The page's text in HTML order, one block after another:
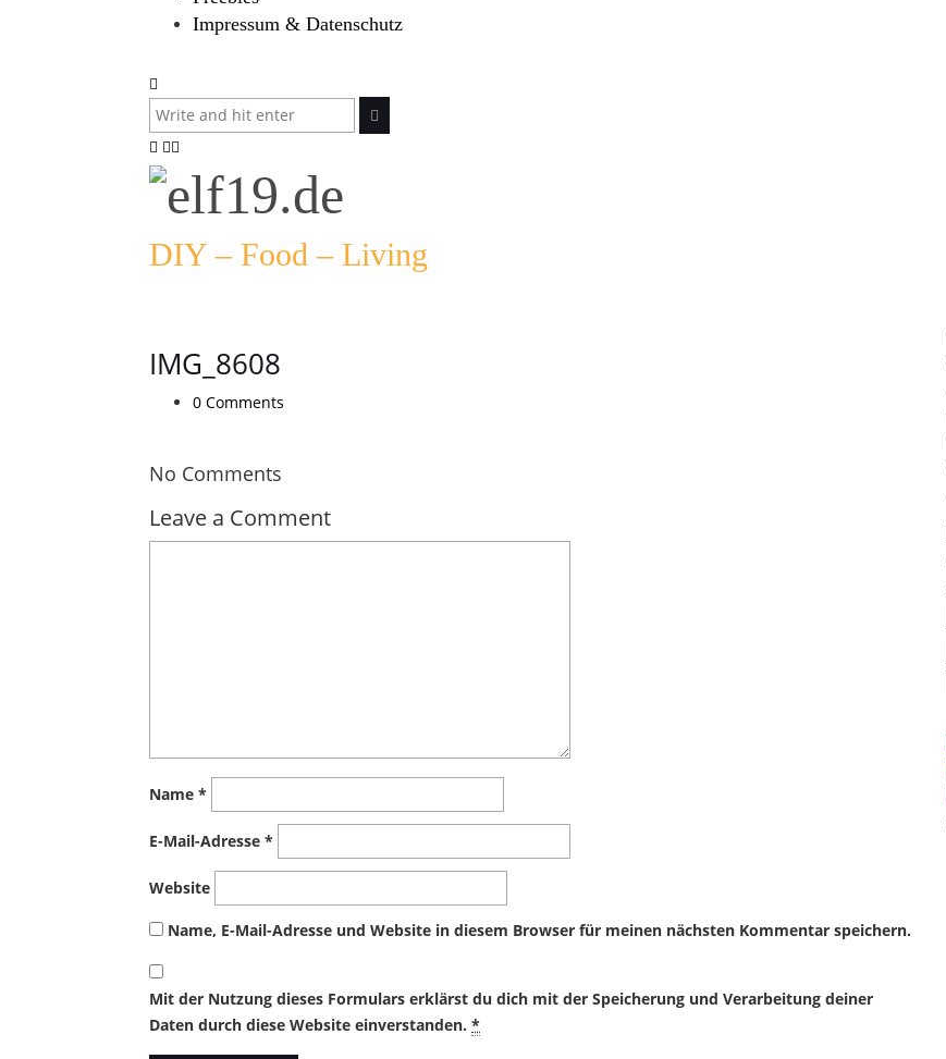
Impressum & Datenschutz
DIY – Food – Living
IMG_8608
0 Comments
No Comments
Leave a Comment
Name *
E-Mail-Adresse *
Website
Name, E-Mail-Adresse und Website in diesem Browser für meinen nächsten Kommentar speichern.
Mit der Nutzung dieses Formulars erklärst du dich mit der Speicherung und Verarbeitung deiner
Daten durch diese Website einverstanden. *